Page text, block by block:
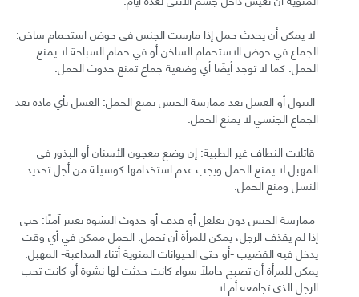
لا يمكن أن يحدث حمل إذا مارست الجنس في حوض استحمام ساخن:
الجماع في حوض الاستحمام الساخن أو في حمام السباحة لا يمنع
الحمل. كما لا توجد أيضًا أي وضعية جماع تمنع حدوث الحمل.
التبول أو الغسل بعد ممارسة الجنس يمنع الحمل: الغسل بأي مادة بعد
الجماع الجنسي لا يمنع الحمل.
قاتلات النطاف غير الطبية: إن وضع معجون الأسنان أو البذور في
المهبل لا يمنع الحمل ويجب عدم استخدامها كوسيلة من أجل تحديد
النسل ومنع الحمل.
ممارسة الجنس دون تغلغل أو قذف أو حدوث النشوة يعتبر آمنًا: حتى
إذا لم يقذف الرجل، يمكن للمرأة أن تحمل. الحمل ممكن في أي وقت
يدخل فيه القضيب -أو حتى الحيوانات المنوية أثناء المداعبة- المهبل.
يمكن للمرأة أن تصبح حاملاً سواء كانت حدثت لها نشوة أو كانت تحب
الرجل الذي تجامعه أم لا.